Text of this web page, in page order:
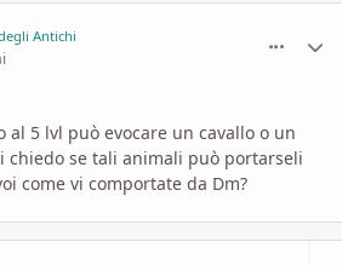
Antichi
5 lvl può evocare un cavallo o un
se tali animali può portarseli
come vi comportate da Dm?